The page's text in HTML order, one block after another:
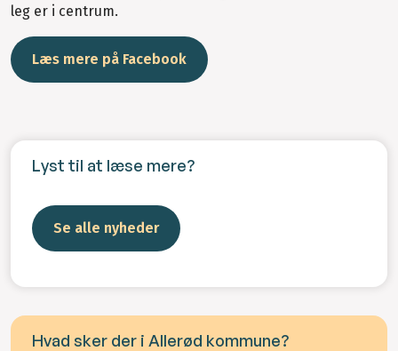
leg er i centrum.
Læs mere på Facebook
Lyst til at læse mere?
Se alle nyheder
Hvad sker der i Allerød kommune?